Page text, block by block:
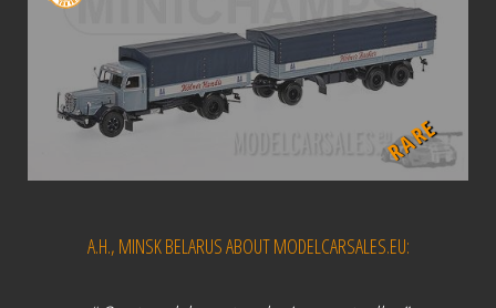
RARE
A.H., MINSK BELARUS ABOUT MODELCARSALES.EU: